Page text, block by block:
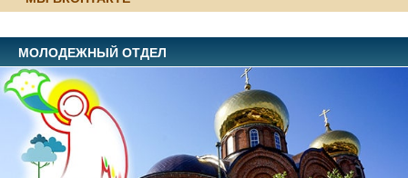
МОЛОДЕЖНЫЙ ОТДЕЛ